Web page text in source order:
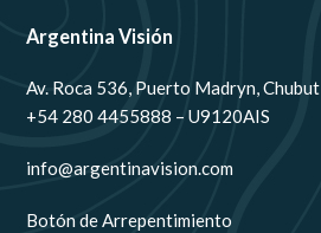
Argentina Visión
Av. Roca 536, Puerto Madryn, Chubut
+54 280 4455888 – U9120AIS
info@argentinavision.com
Botón de Arrepentimiento